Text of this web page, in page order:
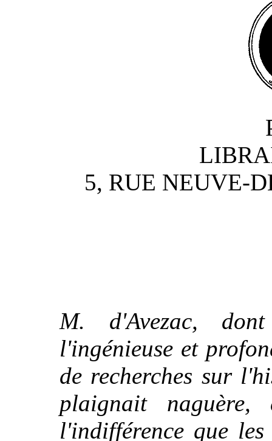
5, RUE NEUVE-
M. d'Avezac,
l'ingénieuse et
de recherches sur
plaignait
l'indifférence que